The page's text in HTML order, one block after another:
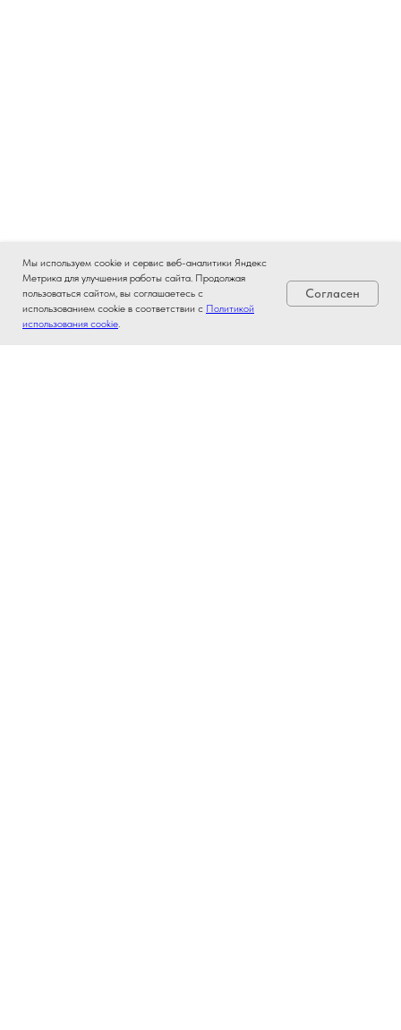
Мы используем cookie и сервис веб-аналитики Яндекс
Метрика для улучшения работы сайта. Продолжая
пользоваться сайтом, вы соглашаетесь с
использованием cookie в соответствии с Политикой
использования cookie.
Согласен